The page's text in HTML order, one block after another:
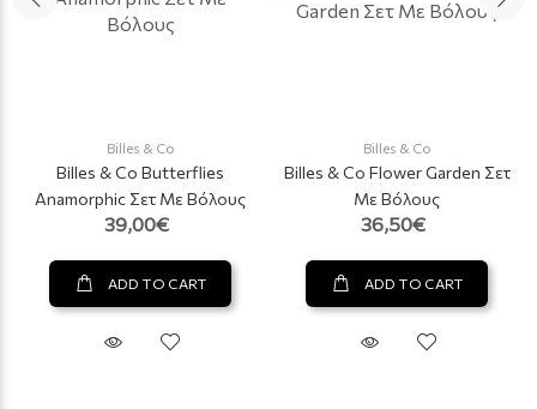
Billes & Co
Billes & Co Butterflies
Anamorphic Σετ Με Βόλους
39,00€
ADD TO CART
Billes & Co
Billes & Co Flower Garden Σετ
Με Βόλους
36,50€
ADD TO CART